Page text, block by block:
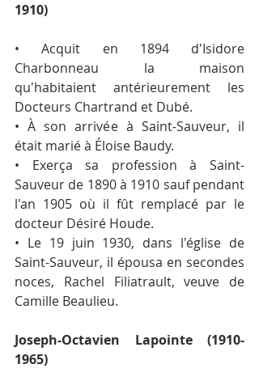
1910)
• Acquit en 1894 d'Isidore
Charbonneau la maison
qu'habitaient antérieurement les
Docteurs Chartrand et Dubé.
• À son arrivée à Saint-Sauveur, il
était marié à Éloise Baudy.
• Exerça sa profession à Saint-
Sauveur de 1890 à 1910 sauf pendant
l'an 1905 où il fût remplacé par le
docteur Désiré Houde.
• Le 19 juin 1930, dans l'église de
Saint-Sauveur, il épousa en secondes
noces, Rachel Filiatrault, veuve de
Camille Beaulieu.
Joseph-Octavien Lapointe (1910-
1965)